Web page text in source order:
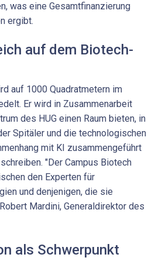
was eine Gesamtfinanzierung
ergibt.
auf dem Biotech-
auf 1000 Quadratmetern im
Er wird in Zusammenarbeit
des HUG einen Raum bieten, in
Spitäler und die technologischen
mit KI zusammengeführt
"Der Campus Biotech
den Experten für
und denjenigen, die sie
Mardini, Generaldirektor des
als Schwerpunkt